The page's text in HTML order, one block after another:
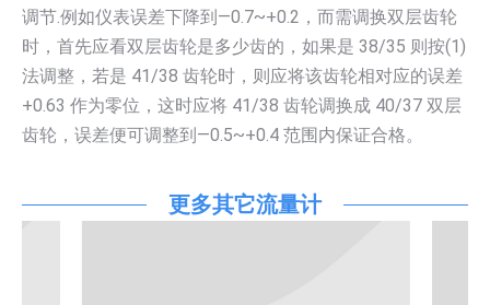
调节.例如仪表误差下降到—0.7~+0.2，而需调换双层齿轮
时，首先应看双层齿轮是多少齿的，如果是 38/35 则按(1)
法调整，若是 41/38 齿轮时，则应将该齿轮相对应的误差
+0.63 作为零位，这时应将 41/38 齿轮调换成 40/37 双层
齿轮，误差便可调整到—0.5~+0.4 范围内保证合格。
更多其它流量计